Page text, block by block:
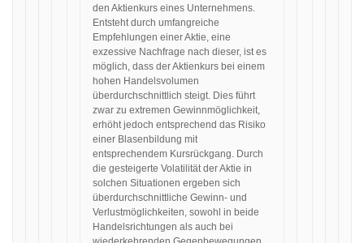
den Aktienkurs eines Unternehmens.
Entsteht durch umfangreiche
Empfehlungen einer Aktie, eine
exzessive Nachfrage nach dieser, ist es
möglich, dass der Aktienkurs bei einem
hohen Handelsvolumen
überdurchschnittlich steigt. Dies führt
zwar zu extremen Gewinnmöglichkeit,
erhöht jedoch entsprechend das Risiko
einer Blasenbildung mit
entsprechendem Kursrückgang. Durch
die gesteigerte Volatilität der Aktie in
solchen Situationen ergeben sich
überdurchschnittliche Gewinn- und
Verlustmöglichkeiten, sowohl in beide
Handelsrichtungen als auch bei